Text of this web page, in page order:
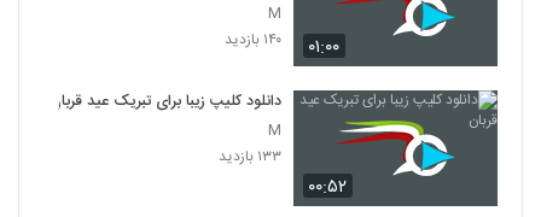
۰۱:۰۰
M
۱۴۰ بازدید
۰۰:۵۲
دانلود کلیپ زیبا برای تبریک عید قربان
M
۱۳۳ بازدید